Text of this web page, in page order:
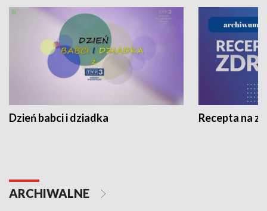
Dzień babci i dziadka Recepta na
ARCHIWALNE